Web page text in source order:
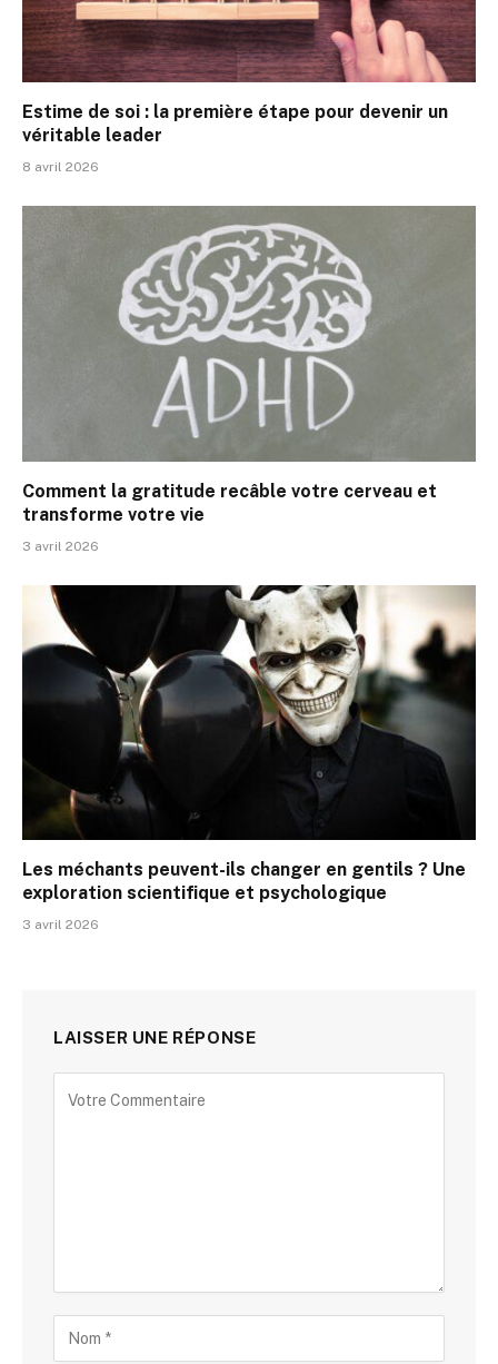
Estime de soi : la première étape pour devenir un
véritable leader
8 avril 2026
Comment la gratitude recâble votre cerveau et
transforme votre vie
3 avril 2026
Les méchants peuvent-ils changer en gentils ? Une
exploration scientifique et psychologique
3 avril 2026
LAISSER UNE RÉPONSE